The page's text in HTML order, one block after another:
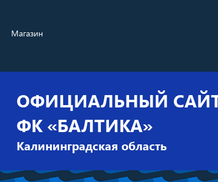
Магазин
ОФИЦИАЛЬНЫЙ
ФК «БАЛТИКА»
Калининградская область